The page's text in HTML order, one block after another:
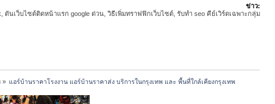
ข่าว:
ดันเว็บไซต์ติดหน้าแรก google ด่วน, วิธีเพิ่มทราฟฟิกเว็บไซต์, รับทำ seo คีย์เวิร์ดเฉพาะกลุ่ม
» แอร์บ้านราคาโรงงาน แอร์บ้านราคาส่ง บริการในกรุงเทพ และ พื้นที่ใกล้เคียงกรุงเทพ